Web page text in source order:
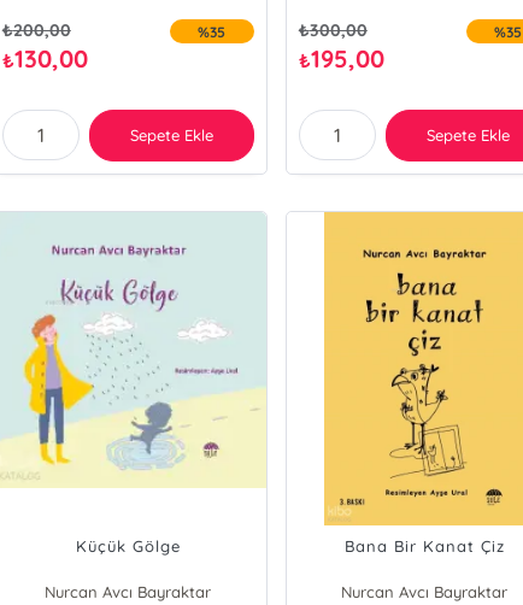
₺200,00
₺130,00
%35
Sepete Ekle
₺300,00
₺195,00
%35
Sepete Ekle
Küçük Gölge
Nurcan Avcı Bayraktar
Bana Bir Kanat Çiz
Nurcan Avcı Bayraktar